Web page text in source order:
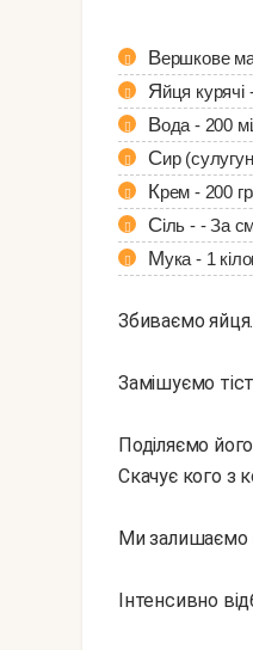
Вершкове
Яйця
Вода - 200
Сир
Крем - 200
Сіль - - За
Мука - 1
Збиваємо
Замішуємо
Поділяємо
Скачує кого з
Ми залишаємо
Інтенсивно